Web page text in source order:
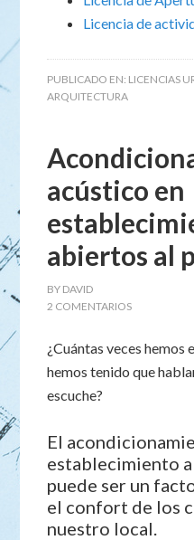
Licencia de
PUBLICADO EN: LICENCIAS
ARQUITECTURA
acústico en
abiertos al
BY DAVID
2 COMENTARIOS
¿Cuántas veces hemos
hemos tenido que
escuche?
El
establecimiento
puede ser un
el confort de los
nuestro local.